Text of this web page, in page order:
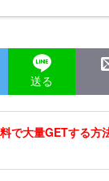
送る
で大量GETする方